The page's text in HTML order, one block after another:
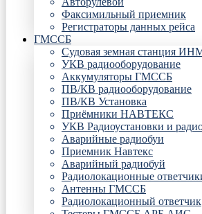
Факсимильный приемник
Регистраторы данных рейса
ГМССБ
Судовая земная станция
УКВ радиооборудование
Аккумуляторы ГМССБ
ПВ/КВ радиооборудование
ПВ/КВ Установка
Приёмники НАВТЕКС
УКВ Радиоустановки и
Аварийные радиобуи
Приемник Навтекс
Аварийный радиобуй
Радиолокационные
Антенны ГМССБ
Радиолокационный ответчик